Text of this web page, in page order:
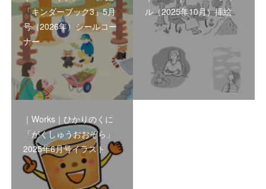
「キンダーブック3」5月
号（2026年）シールコー
ナー
ル（2025年10月）挿絵
｜Works｜ひかりのくに
「がくしゅうおおぞら」
2025年6月号イラスト